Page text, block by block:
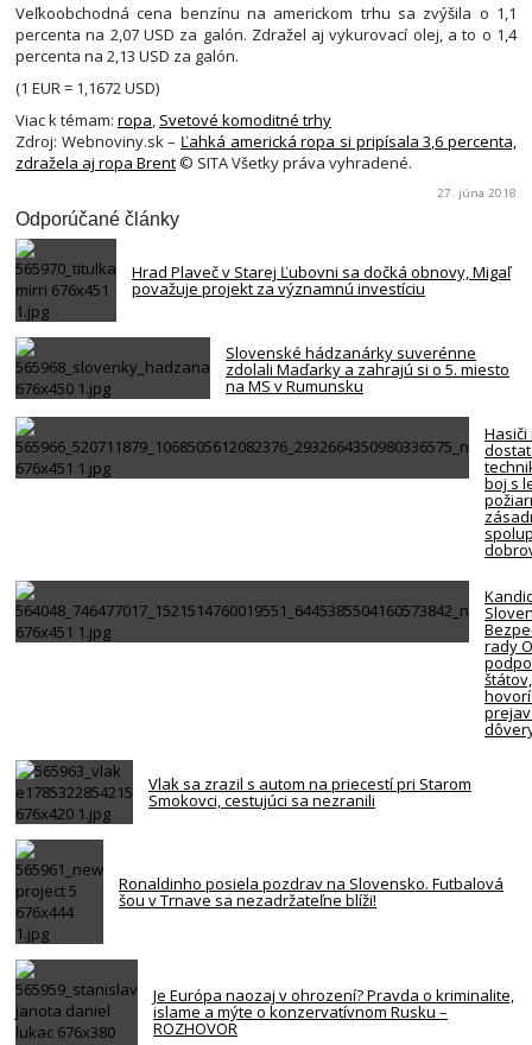
Veľkoobchodná cena benzínu na americkom trhu sa zvýšila o 1,1
percenta na 2,07 USD za galón. Zdražel aj vykurovací olej, a to o 1,4
percenta na 2,13 USD za galón.
(1 EUR = 1,1672 USD)
Viac k témam: ropa, Svetové komoditné trhy
Zdroj: Webnoviny.sk – Ľahká americká ropa si pripísala 3,6 percenta,
zdražela aj ropa Brent © SITA Všetky práva vyhradené.
27. júna 2018
Odporúčané články
Hrad Plaveč v Starej Ľubovni sa dočká obnovy, Migaľ
považuje projekt za významnú investíciu
Slovenské hádzanárky suverénne
zdolali Maďarky a zahrajú si o 5. miesto
na MS v Rumunsku
Hasiči
boj s
rady
Vlak sa zrazil s autom na priecestí pri Starom
Smokovci, cestujúci sa nezranili
Ronaldinho posiela pozdrav na Slovensko. Futbalová
šou v Trnave sa nezadržateľne blíži!
Je Európa naozaj v ohrození? Pravda o kriminalite,
islame a mýte o konzervatívnom Rusku –
ROZHOVOR